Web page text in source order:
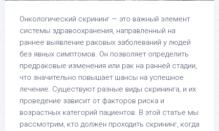
Онкологический скрининг — это важный элемент
системы здравоохранения, направленный на
раннее выявление раковых заболеваний у людей
без явных симптомов. Он позволяет определить
предраковые изменения или рак на ранней стадии,
что значительно повышает шансы на успешное
лечение. Существуют разные виды скрининга, и их
проведение зависит от факторов риска и
возрастных категорий пациентов. В этой статье мы
рассмотрим, кто должен проходить скрининг, когда